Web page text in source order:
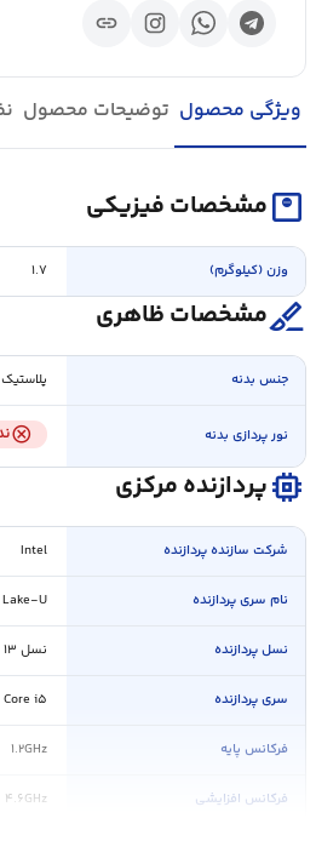
link
ویژگی محصول توضیحات محصول
monitor_weightمشخصات فیزیکی
وزن (کیلوگرم) ۱.۷
surgicalمشخصات ظاهری
جنس بدنه پلاستیک
نور پردازی بدنه cancel
memoryپردازنده مرکزی
شرکت سازنده پردازنده Intel
نام سری پردازنده Lake-U
نسل پردازنده نسل ۱۳
سری پردازنده Core i۵
فرکانس پایه ۱.۲GHz
فرکانس افزایشی ۴.۶GHz